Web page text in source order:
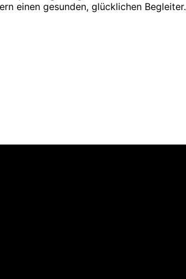
einen gesunden, glücklichen Begleiter.